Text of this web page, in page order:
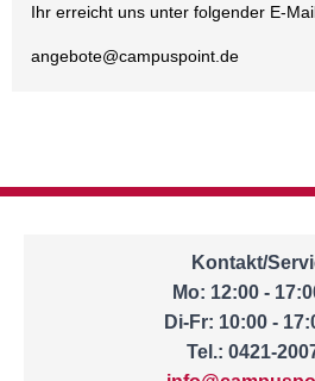
Ihr erreicht uns unter folgender E-
angebote@campuspoint.de
Kontakt/
Mo: 12:00 -
Di-Fr: 10:00 -
Tel.: 0421-